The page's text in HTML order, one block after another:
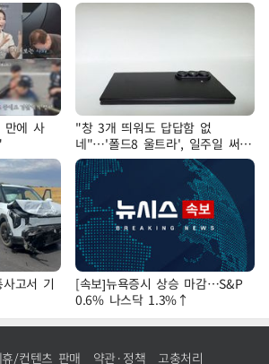
만에 사
"창 3개 띄워도 답답함 없
네"…'폴드8 울트라', 일주일 써보
니
고서 기
[속보]뉴욕증시 상승 마감…S&P
0.6% 나스닥 1.3%↑
휴/컨텐츠 판매 약관·정책 고충처리